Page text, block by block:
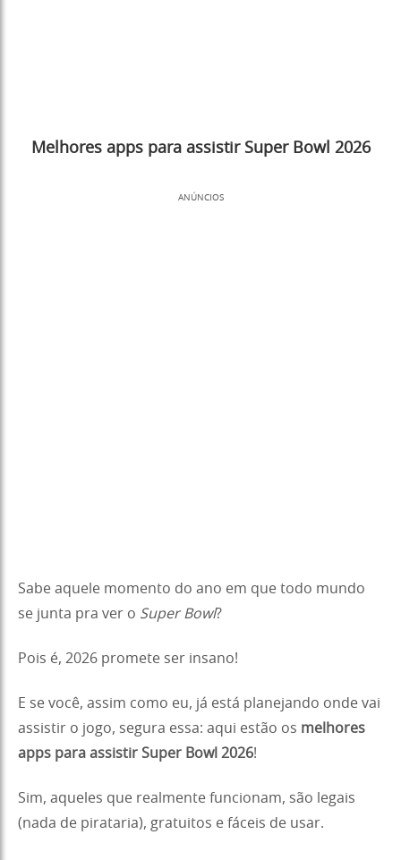
Melhores apps para assistir Super Bowl 2026
ANÚNCIOS
Sabe aquele momento do ano em que todo mundo
se junta pra ver o Super Bowl?
Pois é, 2026 promete ser insano!
E se você, assim como eu, já está planejando onde vai
assistir o jogo, segura essa: aqui estão os melhores
apps para assistir Super Bowl 2026!
Sim, aqueles que realmente funcionam, são legais
(nada de pirataria), gratuitos e fáceis de usar.